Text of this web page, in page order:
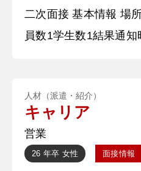
れていることや趣味に
二次面接 基本情報 場所WEB時間40分程度社
員数1学生数1結果通
部学科を答えた後、大
取り組んでいるかを述
外で力を入れているこ
触れ、回答を終えました。 【深掘質
人材（派遣・紹介）
キャリア
営業
26 年卒 女性 面接情報